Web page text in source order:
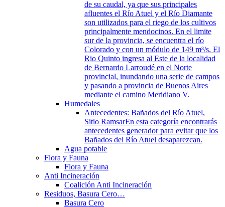
de su caudal, ya que sus principales
afluentes el Río Atuel y el Río Diamante
son utilizados para el riego de los cultivos
principalmente mendocinos. En el limite
sur de la provincia, se encuentra el río
Colorado y con un módulo de 149 m³/s. El
Rio Quinto ingresa al Este de la localidad
de Bernardo Larroudé en el Norte
provincial, inundando una serie de campos
y pasando a provincia de Buenos Aires
mediante el camino Meridiano V.
Humedales
Antecedentes: Bañados del Río Atuel,
Sitio RamsarEn esta categoría encontrarás
antecedentes generador para evitar que los
Bañados del Río Atuel desaparezcan.
Agua potable
Flora y Fauna
Flora y Fauna
Anti Incineración
Coalición Anti Incineración
Residuos, Basura Cero…
Basura Cero